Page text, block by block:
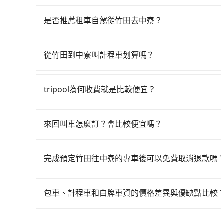
22:55，左營-彰化一天最多僅28班次，如果行程
670元，再用5分鐘出站、等待車站前排班的計程
城市的300倍。縱使幸運攔到一輛小黃了，屏東縣
預約tripool！如果你僅有兩位乘車，也可參考
是否推薦租車自駕從竹田去中寮？
天就要來回，那在屏東路邊可隨租隨借的iRent應
額外的汽車保險與可能的罰單都需自付。再者，
像在開樂透一樣。另外，偶爾也會遇到明明已經
行李時，就顯得非常不便。
從竹田到中寮叫計程車划算嗎？
話至屏東縣竹田鄉當地唯一的計程車行-屏東便利
倍之多。如果當天或隔天也要原路返回，中寮的
tripool為何收費就是比較便宜？
為司機素質比較差、車上會有煙味、或者車齡過
也就是提高俗稱「回頭車」的比例。這不僅體現
午以前均可全額取消退費，如已經決定好要從竹
來回叫車怎麼訂？會比較便宜嗎？
定。至於價格已經市場最優惠，並無特別針對來
完成預定竹田往中寮的專車後可以免費取消退款嗎
包車、計程車和白牌車資的價格差異與優缺點比較